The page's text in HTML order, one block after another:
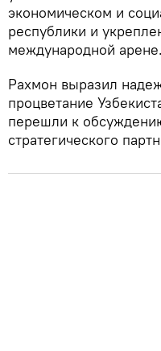
экономическом и
республики и
международной арене.
Рахмон выразил
процветание
перешли к
стратегического